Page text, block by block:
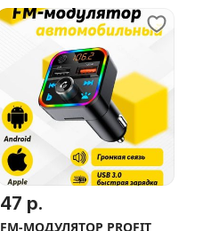
47 р.
FM-МОДУЛЯТОР PROFIT